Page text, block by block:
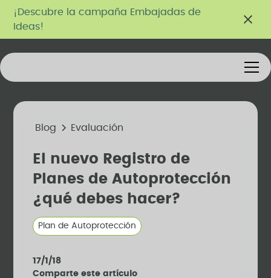
¡Descubre la campaña Embajadas de
Ideas!
Blog Evaluación
El nuevo Registro de
Planes de Autoprotección
¿qué debes hacer?
Plan de Autoprotección
17/1/18
Comparte este artículo